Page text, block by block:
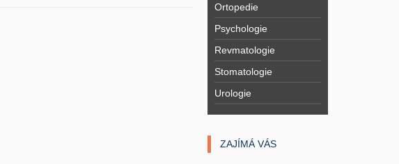
Ortopedie
Psychologie
Revmatologie
Stomatologie
Urologie
ZAJÍMÁ VÁS